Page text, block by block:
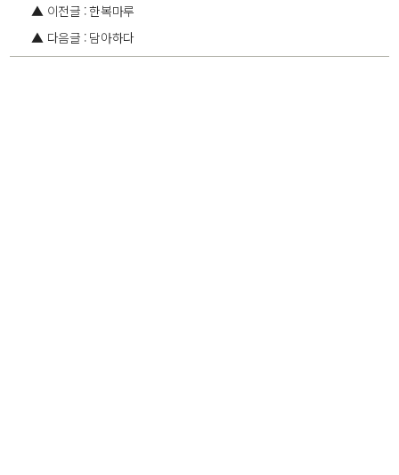
▲ 이전글 : 한복마루
▲ 다음글 : 담아하다